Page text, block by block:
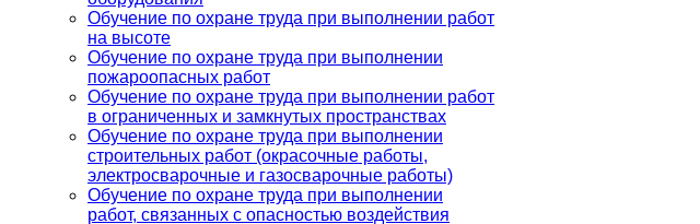
Обучение по охране труда при выполнении работ
на высоте
Обучение по охране труда при выполнении
пожароопасных работ
Обучение по охране труда при выполнении работ
в ограниченных и замкнутых пространствах
Обучение по охране труда при выполнении
строительных работ (окрасочные работы,
электросварочные и газосварочные работы)
Обучение по охране труда при выполнении
работ, связанных с опасностью воздействия